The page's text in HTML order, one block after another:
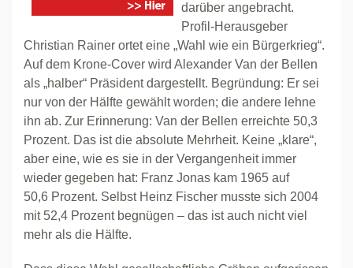
darüber angebracht.
Profil-Herausgeber
Christian Rainer ortet eine „Wahl wie ein Bürgerkrieg“.
Auf dem Krone-Cover wird Alexander Van der Bellen
als „halber“ Präsident dargestellt. Begründung: Er sei
nur von der Hälfte gewählt worden; die andere lehne
ihn ab. Zur Erinnerung: Van der Bellen erreichte 50,3
Prozent. Das ist die absolute Mehrheit. Keine „klare“,
aber eine, wie es sie in der Vergangenheit immer
wieder gegeben hat: Franz Jonas kam 1965 auf
50,6 Prozent. Selbst Heinz Fischer musste sich 2004
mit 52,4 Prozent begnügen – das ist auch nicht viel
mehr als die Hälfte.